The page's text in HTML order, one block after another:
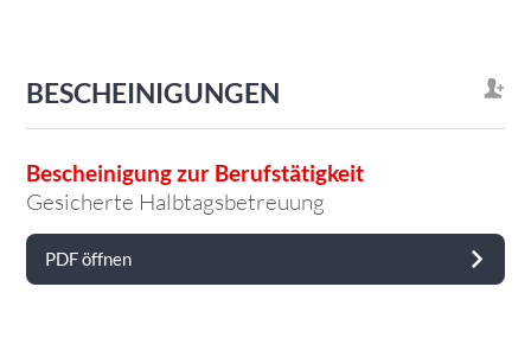
BESCHEINIGUNGEN
Bescheinigung zur Berufstätigkeit
Gesicherte Halbtagsbetreuung
PDF öffnen